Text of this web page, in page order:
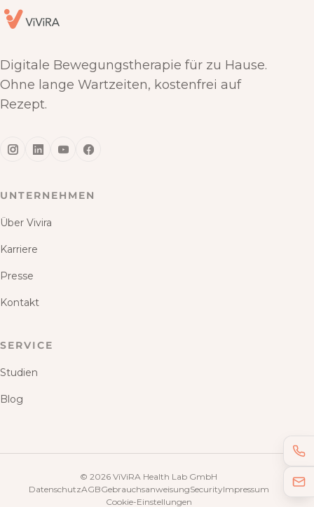
Digitale Bewegungstherapie für zu Hause.
Ohne lange Wartzeiten, kostenfrei auf
Rezept.
UNTERNEHMEN
Über Vivira
Karriere
Presse
Kontakt
SERVICE
Studien
Blog
© 2026 ViViRA Health Lab GmbH
DatenschutzAGBGebrauchsanweisungSecurityImpressum
Cookie-Einstellungen